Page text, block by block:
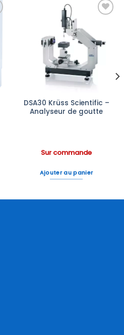
Ajouter
à la liste
d’envies
DSA30 Krüss Scientific –
Analyseur de goutte
Sur commande
Ajouter au panier